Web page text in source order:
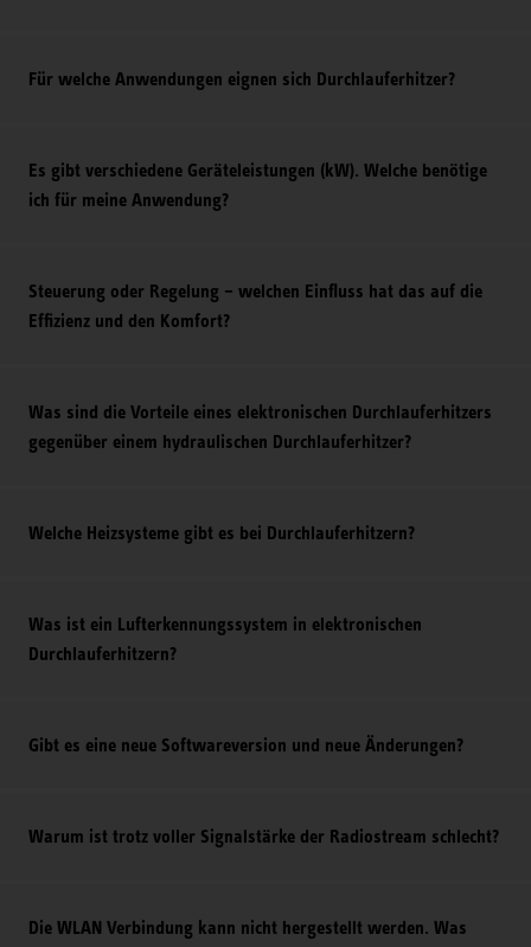
Für welche Anwendungen eignen sich Durchlauferhitzer?
Es gibt verschiedene Geräteleistungen (kW). Welche benötige
ich für meine Anwendung?
Steuerung oder Regelung – welchen Einfluss hat das auf die
Effizienz und den Komfort?
Was sind die Vorteile eines elektronischen Durchlauferhitzers
gegenüber einem hydraulischen Durchlauferhitzer?
Welche Heizsysteme gibt es bei Durchlauferhitzern?
Was ist ein Lufterkennungssystem in elektronischen
Durchlauferhitzern?
Gibt es eine neue Softwareversion und neue Änderungen?
Warum ist trotz voller Signalstärke der Radiostream schlecht?
Die WLAN Verbindung kann nicht hergestellt werden. Was